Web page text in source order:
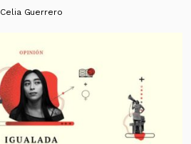
Celia Guerrero